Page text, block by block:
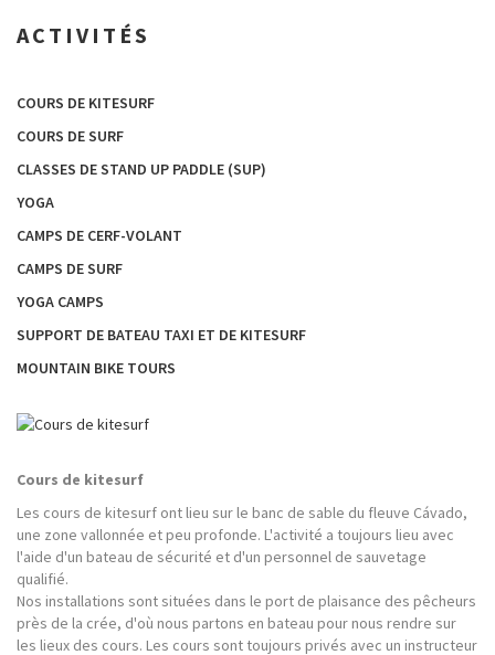
ACTIVITÉS
COURS DE KITESURF
COURS DE SURF
CLASSES DE STAND UP PADDLE (SUP)
YOGA
CAMPS DE CERF-VOLANT
CAMPS DE SURF
YOGA CAMPS
SUPPORT DE BATEAU TAXI ET DE KITESURF
MOUNTAIN BIKE TOURS
Cours de kitesurf
Les cours de kitesurf ont lieu sur le banc de sable du fleuve Cávado,
une zone vallonnée et peu profonde. L'activité a toujours lieu avec
l'aide d'un bateau de sécurité et d'un personnel de sauvetage
qualifié.
Nos installations sont situées dans le port de plaisance des pêcheurs
près de la crée, d'où nous partons en bateau pour nous rendre sur
les lieux des cours. Les cours sont toujours privés avec un instructeur